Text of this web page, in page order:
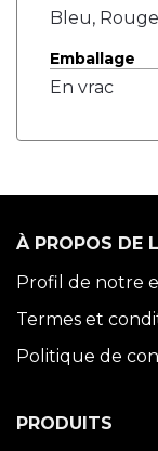
Bleu,
Emballage
En vrac
À PROPOS DE
Profil de notre
Termes et
Politique de
PRODUITS